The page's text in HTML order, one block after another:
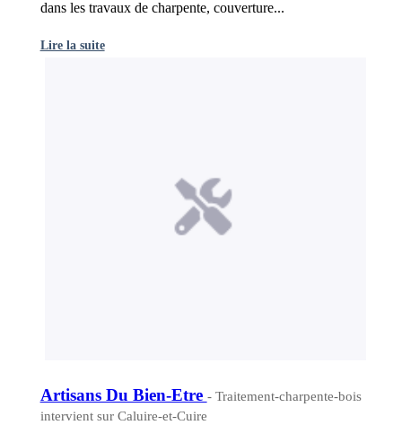
dans les travaux de charpente, couverture...
Lire la suite
Artisans Du Bien-Etre - Traitement-charpente-bois
intervient sur Caluire-et-Cuire